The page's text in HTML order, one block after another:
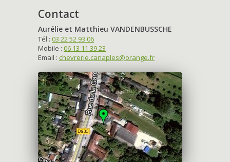
Contact
Aurélie et Matthieu VANDENBUSSCHE
Tél : 03 22 52 93 06
Mobile : 06 13 11 39 23
Email : chevrerie.canaples@orange.fr